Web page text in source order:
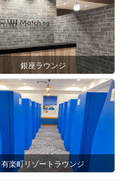
銀座ラウンジ
有楽町リゾートラウンジ